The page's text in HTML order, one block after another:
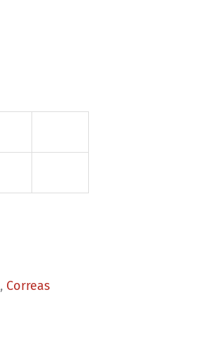
, Correas